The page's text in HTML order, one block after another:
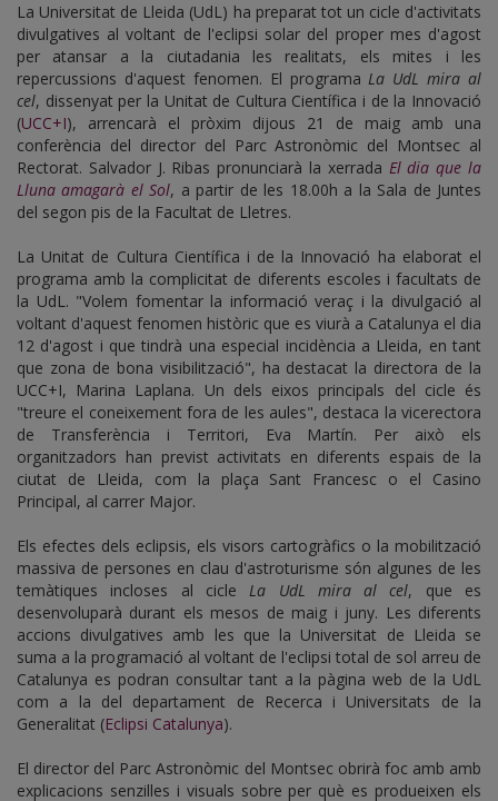
La Universitat de Lleida (UdL) ha preparat tot un cicle d'activitats
divulgatives al voltant de l'eclipsi solar del proper mes d'agost
per atansar a la ciutadania les realitats, els mites i les
repercussions d'aquest fenomen. El programaLa UdL mira al
cel, dissenyat per la Unitat de Cultura Científica i de la Innovació
(UCC+I), arrencarà el pròxim dijous 21 de maig amb una
conferència del director del Parc Astronòmic del Montsec al
Rectorat. Salvador J. Ribas pronunciarà la xerrada El dia que la
Lluna amagarà el Sol, a partir de les 18.00h a la Sala de Juntes
del segon pis de la Facultat de Lletres.
La Unitat de Cultura Científica i de la Innovació ha elaborat el
programa amb la complicitat de diferents escoles i facultats de
la UdL. "Volem fomentar la informació veraç i la divulgació al
voltant d'aquest fenomen històric que es viurà a Catalunya el dia
12 d'agost i que tindrà una especial incidència a Lleida, en tant
que zona de bona visibilització", ha destacat la directora de la
UCC+I, Marina Laplana. Un dels eixos principals del cicle és
"treure el coneixement fora de les aules", destaca la vicerectora
de Transferència i Territori, Eva Martín. Per això els
organitzadors han previst activitats en diferents espais de la
ciutat de Lleida, com la plaça Sant Francesc o el Casino
Principal, al carrer Major.
Els efectes dels eclipsis, els visors cartogràfics o la mobilització
massiva de persones en clau d'astroturisme són algunes de les
temàtiques incloses al cicleLa UdL mira al cel, que es
desenvoluparà durant els mesos de maig i juny. Les diferents
accions divulgatives amb les que la Universitat de Lleida se
suma a la programació al voltant de l'eclipsi total de sol arreu de
Catalunya es podran consultar tant a la pàgina web de la UdL
com a la del departament de Recerca i Universitats de la
Generalitat (Eclipsi Catalunya).
El director del Parc Astronòmic del Montsec obrirà foc amb amb
explicacions senzilles i visuals sobre per què es produeixen els